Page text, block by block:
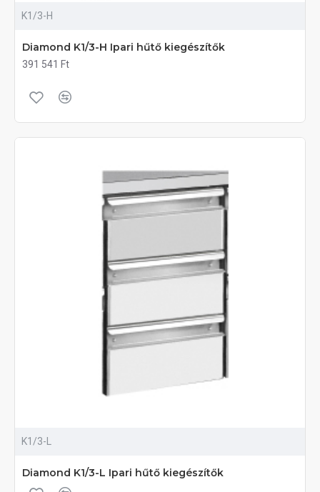
K1/3-H
Diamond K1/3-H Ipari hűtő kiegészítők
391 541 Ft
K1/3-L
Diamond K1/3-L Ipari hűtő kiegészítők